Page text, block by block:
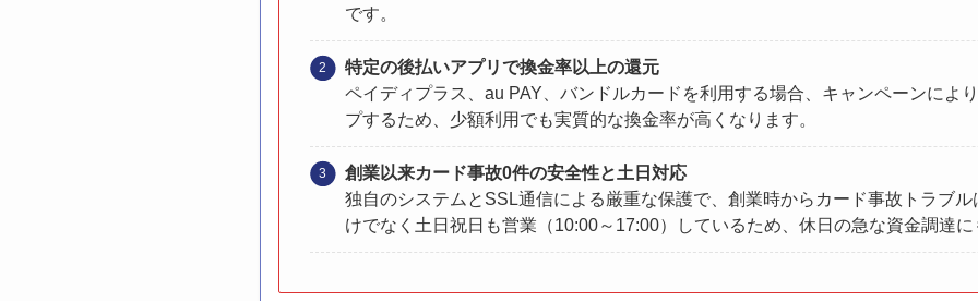
です。
特定の後払いアプリで換金率以上の還元
ペイディプラス、au PAY、バンドルカードを利用する場合、キャンペーンによ
プするため、少額利用でも実質的な換金率が高くなります。
創業以来カード事故0件の安全性と土日対応
独自のシステムとSSL通信による厳重な保護で、創業時からカード事故トラブ
けでなく土日祝日も営業（10:00～17:00）しているため、休日の急な資金調達